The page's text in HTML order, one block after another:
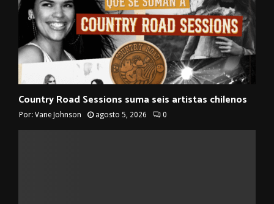
Country Road Sessions suma seis artistas chilenos
Por: Vane Johnson agosto 5, 2026 0